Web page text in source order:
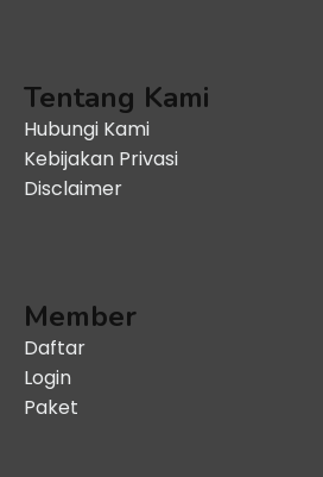
Tentang Kami
Hubungi Kami
Kebijakan Privasi
Disclaimer
Member
Daftar
Login
Paket